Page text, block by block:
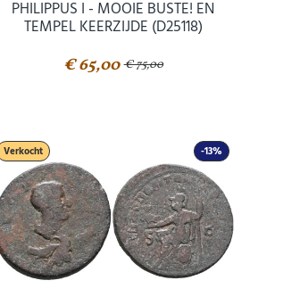
PHILIPPUS I - MOOIE BUSTE! EN
TEMPEL KEERZIJDE (D25118)
€ 65,00 € 75,00
-13%
Verkocht